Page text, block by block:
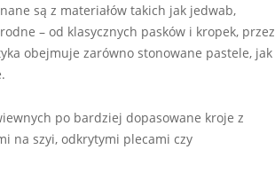
są z materiałów takich jak jedwab,
– od klasycznych pasków i kropek, przez
obejmuje zarówno stonowane pastele, jak
po bardziej dopasowane kroje z
na szyi, odkrytymi plecami czy